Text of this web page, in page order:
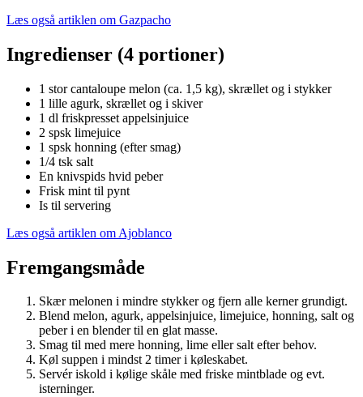
Læs også artiklen om Gazpacho
Ingredienser (4 portioner)
1 stor cantaloupe melon (ca. 1,5 kg), skrællet og i stykker
1 lille agurk, skrællet og i skiver
1 dl friskpresset appelsinjuice
2 spsk limejuice
1 spsk honning (efter smag)
1/4 tsk salt
En knivspids hvid peber
Frisk mint til pynt
Is til servering
Læs også artiklen om Ajoblanco
Fremgangsmåde
Skær melonen i mindre stykker og fjern alle kerner grundigt.
Blend melon, agurk, appelsinjuice, limejuice, honning, salt og
peber i en blender til en glat masse.
Smag til med mere honning, lime eller salt efter behov.
Køl suppen i mindst 2 timer i køleskabet.
Servér iskold i kølige skåle med friske mintblade og evt.
isterninger.